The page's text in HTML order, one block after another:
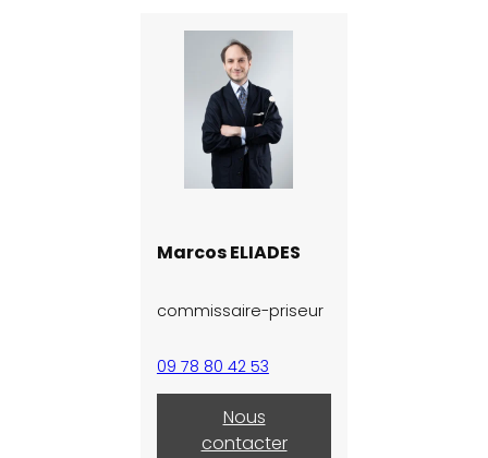
Marcos ELIADES
commissaire-priseur
09 78 80 42 53
Nous
contacter